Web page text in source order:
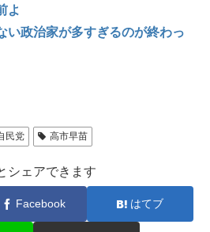
よ
い政治家が多すぎるのが終わっ
民党 高市早苗
シェアできます
Facebook はてブ